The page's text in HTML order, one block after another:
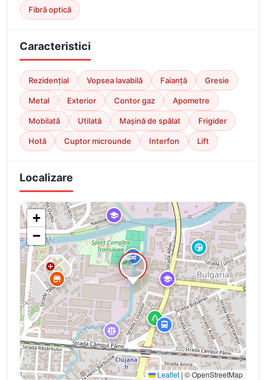
Fibră optică
Caracteristici
Rezidențial Vopsea lavabilă Faianță Gresie
Metal Exterior Contor gaz Apometre
Mobilată Utilată Mașină de spălat Frigider
Hotă Cuptor microunde Interfon Lift
Localizare
+
−
Leaflet | © OpenStreetMap